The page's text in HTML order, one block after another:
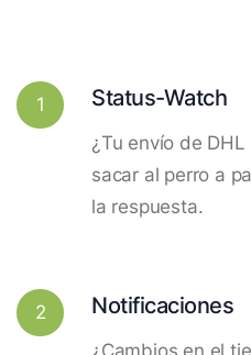
1 Status-Watch
¿Tu envío de
sacar al perro a
la respuesta.
2 Notificaciones
¿Cambios en el